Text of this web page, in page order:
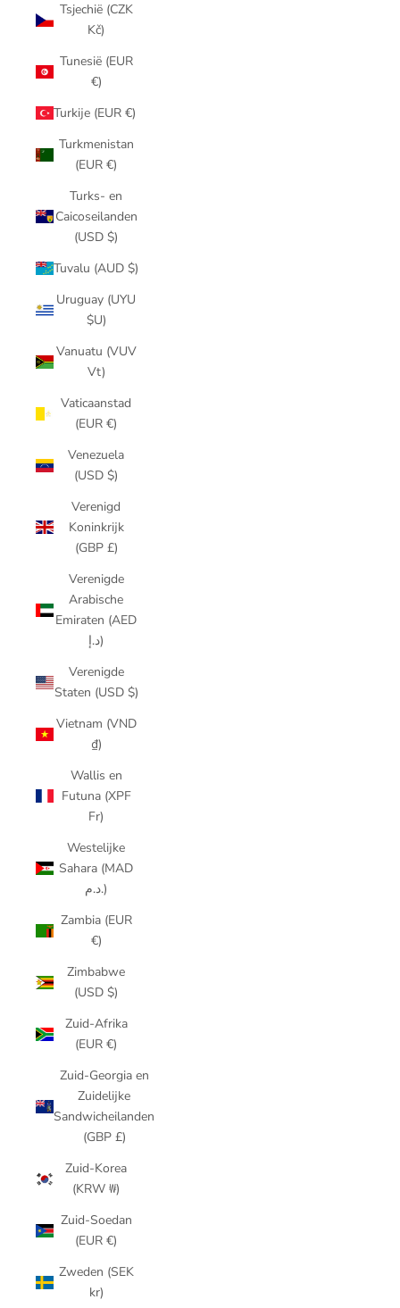
Tsjechië (CZK
Kč)
Tunesië (EUR
€)
Turkije (EUR €)
Turkmenistan
(EUR €)
Turks- en
Caicoseilanden
(USD $)
Tuvalu (AUD $)
Uruguay (UYU
$U)
Vanuatu (VUV
Vt)
Vaticaanstad
(EUR €)
Venezuela
(USD $)
Verenigd
Koninkrijk
(GBP £)
Verenigde
Arabische
Emiraten (AED
د.إ)
Verenigde
Staten (USD $)
Vietnam (VND
₫)
Wallis en
Futuna (XPF
Fr)
Westelijke
Sahara (MAD
د.م.)
Zambia (EUR
€)
Zimbabwe
(USD $)
Zuid-Afrika
(EUR €)
Zuid-Georgia en
Zuidelijke
Sandwicheilanden
(GBP £)
Zuid-Korea
(KRW ₩)
Zuid-Soedan
(EUR €)
Zweden (SEK
kr)